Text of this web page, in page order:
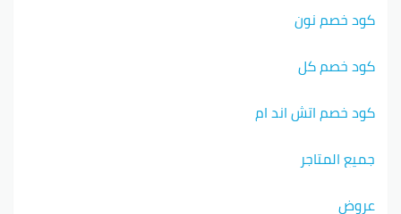
كود خصم نون
كود خصم كل
كود خصم اتش اند ام
جميع المتاجر
عروض